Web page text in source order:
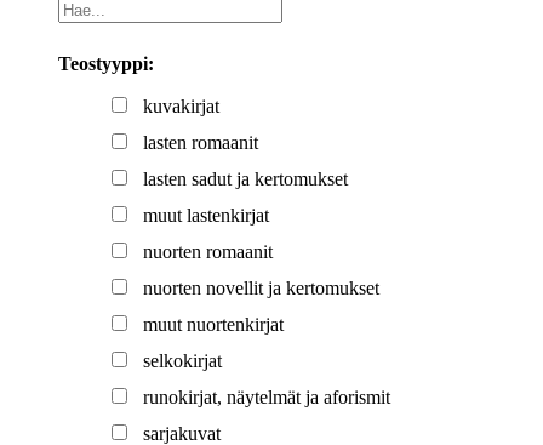
Teostyyppi:
kuvakirjat
lasten romaanit
lasten sadut ja kertomukset
muut lastenkirjat
nuorten romaanit
nuorten novellit ja kertomukset
muut nuortenkirjat
selkokirjat
runokirjat, näytelmät ja aforismit
sarjakuvat